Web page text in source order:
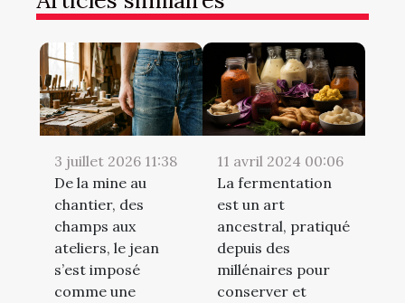
3 juillet 2026 11:38
De la mine au
chantier, des
champs aux
ateliers, le jean
s’est imposé
comme une
11 avril 2024 00:06
La fermentation
est un art
ancestral, pratiqué
depuis des
millénaires pour
conserver et